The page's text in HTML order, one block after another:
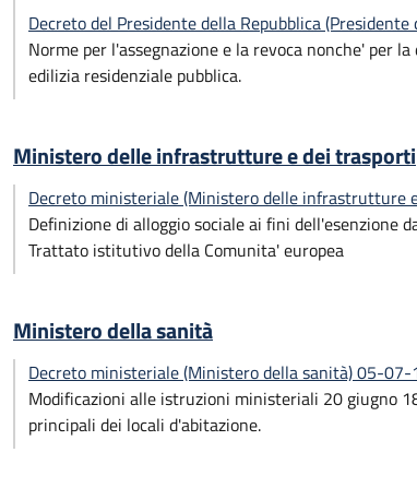
Decreto del Presidente della Repubblica
Norme per l'assegnazione e la revoca nonche' per
edilizia residenziale pubblica.
Ministero delle infrastrutture e dei trasporti
Decreto ministeriale (Ministero delle infrastrutture
Definizione di alloggio sociale ai fini dell'esenzione
Trattato istitutivo della Comunita' europea
Ministero della sanità
Decreto ministeriale (Ministero della sanità) 05-07-
Modificazioni alle istruzioni ministeriali 20 giugno
principali dei locali d'abitazione.